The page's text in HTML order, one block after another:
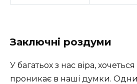
Заключні роздуми
У багатьох з нас віра,
проникає в наші думки.